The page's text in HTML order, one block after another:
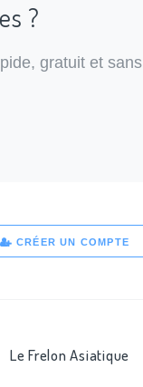
?
gratuit et sans
CRÉER UN COMPTE
Le Frelon Asiatique